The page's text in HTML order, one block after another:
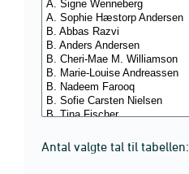
Antal valgte tal til tabellen: